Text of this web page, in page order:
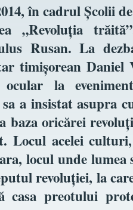
în cadrul Şcolii
„Revoluţia
Rusan. La
timişorean
la
a insistat asupra
baza oricărei
Locul acelei
locul unde
revoluţiei, la
casa preotului